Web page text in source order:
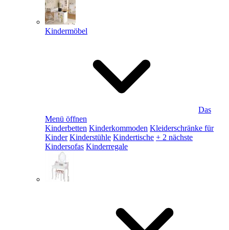
Kindermöbel
Das
Menü öffnen
Kinderbetten Kinderkommoden Kleiderschränke für
Kinder Kinderstühle Kindertische + 2 nächste
Kindersofas Kinderregale